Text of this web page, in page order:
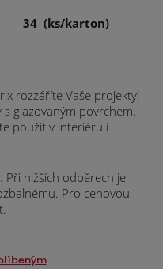
34 (ks/karton)
rozzáříte Vaše projekty!
glazovaným povrchem.
použít v interiéru i
Při nižších odběrech je
Pro cenovou